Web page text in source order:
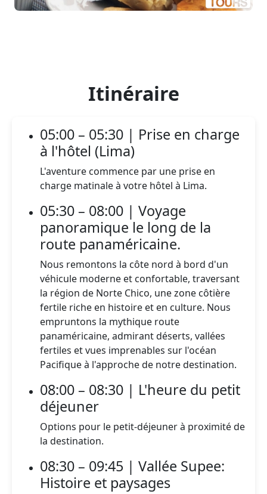
Itinéraire
05:00 – 05:30 | Prise en charge
à l'hôtel (Lima)
L'aventure commence par une prise en
charge matinale à votre hôtel à Lima.
05:30 – 08:00 | Voyage
panoramique le long de la
route panaméricaine.
Nous remontons la côte nord à bord d'un
véhicule moderne et confortable, traversant
la région de Norte Chico, une zone côtière
fertile riche en histoire et en culture. Nous
empruntons la mythique route
panaméricaine, admirant déserts, vallées
fertiles et vues imprenables sur l'océan
Pacifique à l'approche de notre destination.
08:00 – 08:30 | L'heure du petit
déjeuner
Options pour le petit-déjeuner à proximité de
la destination.
08:30 – 09:45 | Vallée Supee:
Histoire et paysages